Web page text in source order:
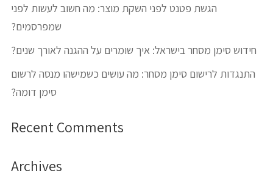
הגשת פטנט לפני השקת מוצר: מה חשוב לעשות לפני
שמפרסמים?
חידוש סימן מסחר בישראל: איך שומרים על ההגנה לאורך שנים?
התנגדות לרישום סימן מסחר: מה עושים כשמישהו מנסה לרשום
סימן דומה?
Recent Comments
Archives